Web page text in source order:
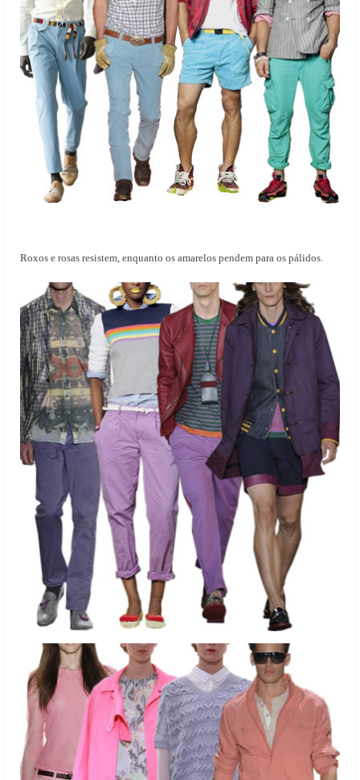
Roxos e rosas resistem, enquanto os amarelos pendem para os pálidos.